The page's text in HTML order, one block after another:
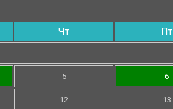
Чт Пт
5 6
12 13